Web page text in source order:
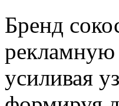
Бренд
рекламную
усиливая